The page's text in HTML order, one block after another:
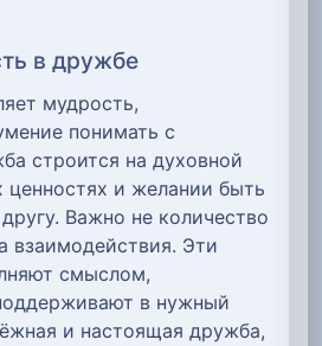
в дружбе
мудрость,
понимать с
строится на духовной
ценностях и желании быть
Важно не количество
взаимодействия. Эти
смыслом,
в нужный
и настоящая дружба,